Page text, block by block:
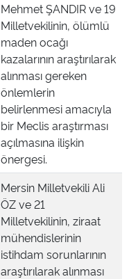
Mehmet ŞANDIR ve 19
Milletvekilinin, ölümlü
maden ocağı
kazalarının araştırılarak
alınması gereken
önlemlerin
belirlenmesi amacıyla
bir Meclis araştırması
açılmasına ilişkin
önergesi.
Mersin Milletvekili Ali
ÖZ ve 21
Milletvekilinin, ziraat
mühendislerinin
istihdam sorunlarının
araştırılarak alınması